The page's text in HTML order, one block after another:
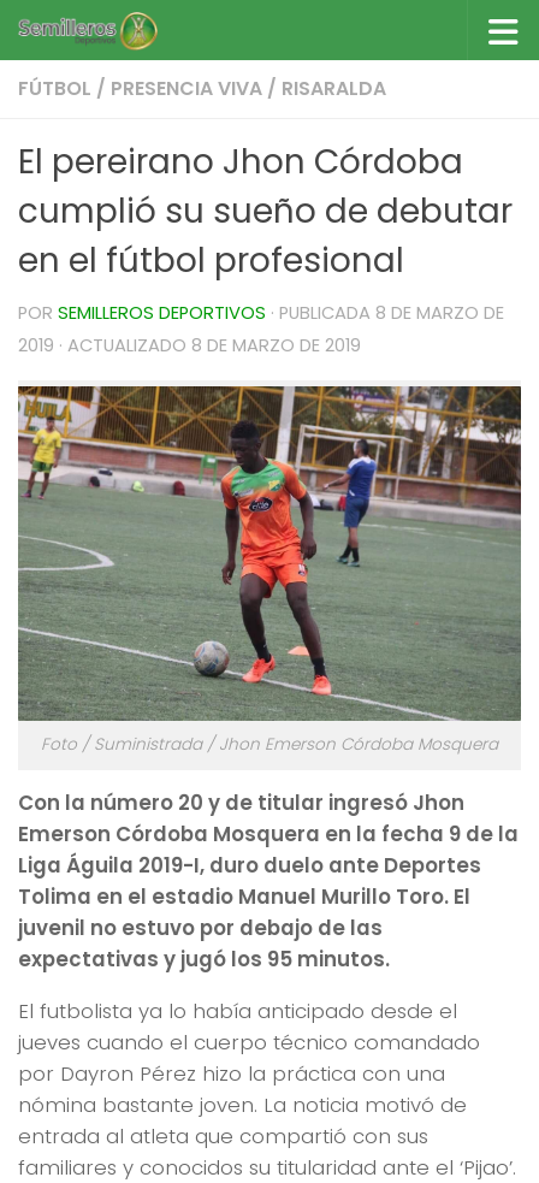
Saltar al contenido
FÚTBOL / PRESENCIA VIVA / RISARALDA
El pereirano Jhon Córdoba
cumplió su sueño de debutar
en el fútbol profesional
POR SEMILLEROS DEPORTIVOS · PUBLICADA 8 DE MARZO DE
2019 · ACTUALIZADO 8 DE MARZO DE 2019
Foto / Suministrada / Jhon Emerson Córdoba Mosquera
Con la número 20 y de titular ingresó Jhon
Emerson Córdoba Mosquera en la fecha 9 de la
Liga Águila 2019-I, duro duelo ante Deportes
Tolima en el estadio Manuel Murillo Toro. El
juvenil no estuvo por debajo de las
expectativas y jugó los 95 minutos.
El futbolista ya lo había anticipado desde el
jueves cuando el cuerpo técnico comandado
por Dayron Pérez hizo la práctica con una
nómina bastante joven. La noticia motivó de
entrada al atleta que compartió con sus
familiares y conocidos su titularidad ante el ‘Pijao’.